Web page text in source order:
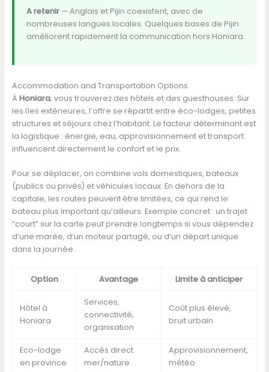
A retenir— Anglais et Pijin coexistent, avec de
nombreuses langues locales. Quelques bases de Pijin
améliorent rapidement la communication hors Honiara.
Accommodation and Transportation Options
À Honiara, vous trouverez des hôtels et des guesthouses. Sur
les îles extérieures, l’offre se répartit entre éco-lodges, petites
structures et séjours chez l’habitant. Le facteur déterminant est
la logistique : énergie, eau, approvisionnement et transport
influencent directement le confort et le prix.
Pour se déplacer, on combine vols domestiques, bateaux
(publics ou privés) et véhicules locaux. En dehors de la
capitale, les routes peuvent être limitées, ce qui rend le
bateau plus important qu’ailleurs. Exemple concret : un trajet
“court” sur la carte peut prendre longtemps si vous dépendez
d’une marée, d’un moteur partagé, ou d’un départ unique
dans la journée.
Option Avantage Limite à anticiper
Hôtel à
Honiara
Services,
connectivité,
organisation
Coût plus élevé,
bruit urbain
Eco-lodge
en province
Accès direct
mer/nature
Approvisionnement,
météo